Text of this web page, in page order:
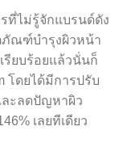
ที่ไม่รู้จักแบรนด์ดัง
ภัณฑ์บำรุงผิวหน้า
รียบร้อยแล้วนั่นก็
โดยได้มีการปรับ
ละลดปัญหาผิว
เลยทีเดียว